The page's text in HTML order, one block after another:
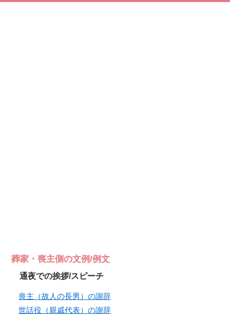
葬家・喪主側の文例/例文
通夜での挨拶/スピーチ
喪主（故人の長男）の謝辞
世話役（親戚代表）の謝辞